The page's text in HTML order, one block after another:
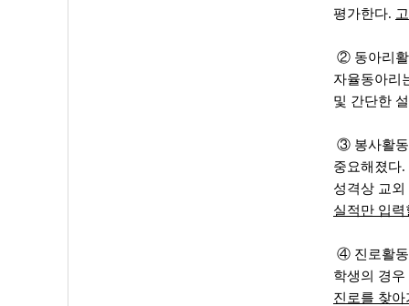
평가한다.
② 동아리활
자율동아리
및 간단한
③ 봉사활
중요해졌다
성격상 교
실적만 입
④ 진로활동
학생의 경
진로를 찾